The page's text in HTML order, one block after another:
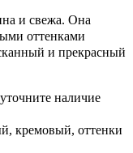
и свежа. Она
оттенками
и прекрасный
наличие
кремовый, оттенки